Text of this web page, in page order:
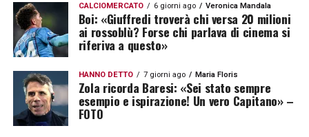
CALCIOMERCATO 6 giorni ago Veronica Mandala
Boi: «Giuffredi troverà chi versa 20 milioni
ai rossoblù? Forse chi parlava di cinema si
riferiva a questo»
HANNO DETTO 7 giorni ago Maria Floris
Zola ricorda Baresi: «Sei stato sempre
esempio e ispirazione! Un vero Capitano» –
FOTO